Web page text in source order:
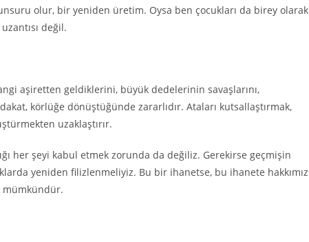
olur, bir yeniden üretim. Oysa ben çocukları da birey olarak
değil.
aşiretten geldiklerini, büyük dedelerinin savaşlarını,
körlüğe dönüştüğünde zararlıdır. Ataları kutsallaştırmak,
uzaklaştırır.
her şeyi kabul etmek zorunda da değiliz. Gerekirse geçmişin
yeniden filizlenmeliyiz. Bu bir ihanetse, bu ihanete hakkımız
mümkündür.